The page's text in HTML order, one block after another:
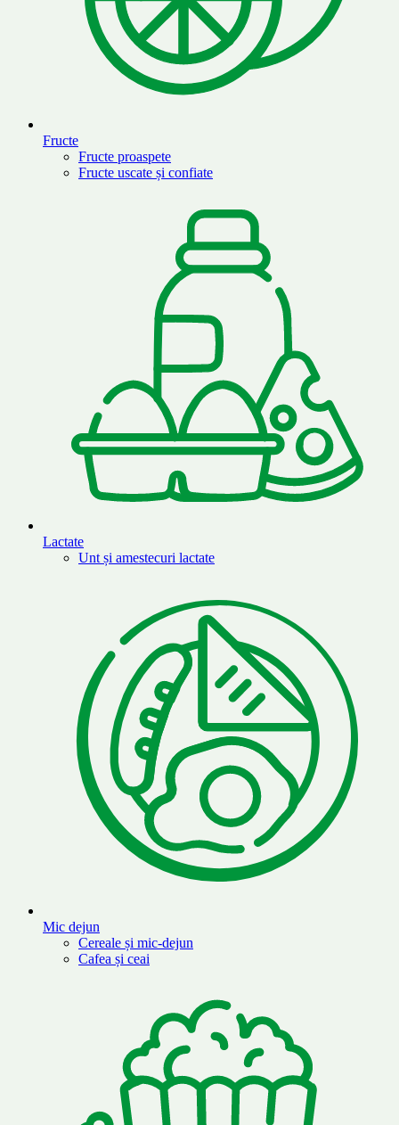
Fructe
Fructe proaspete
Fructe uscate și confiate
Lactate
Unt și amestecuri lactate
Mic dejun
Cereale și mic-dejun
Cafea și ceai